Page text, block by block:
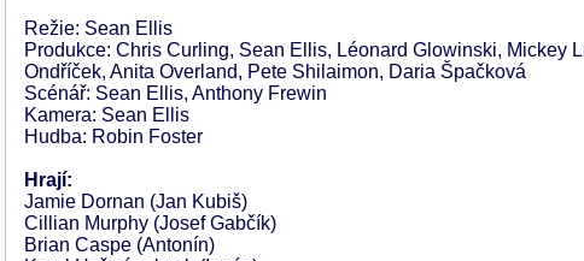
Režie: Sean Ellis
Produkce: Chris Curling, Sean Ellis, Léonard Glowinski, Mickey
Ondříček, Anita Overland, Pete Shilaimon, Daria Špačková
Scénář: Sean Ellis, Anthony Frewin
Kamera: Sean Ellis
Hudba: Robin Foster
Hrají:
Jamie Dornan (Jan Kubiš)
Cillian Murphy (Josef Gabčík)
Brian Caspe (Antonín)